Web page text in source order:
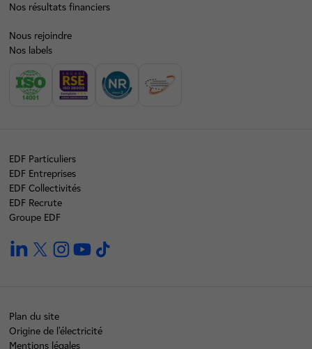
Nos résultats financiers
Nous rejoindre
Nos labels
EDF Particuliers
EDF Entreprises
EDF Collectivités
EDF Recrute
Groupe EDF
linkedintwitterinstagramyoutube
Plan du site
Origine de l'électricité
Mentions légales